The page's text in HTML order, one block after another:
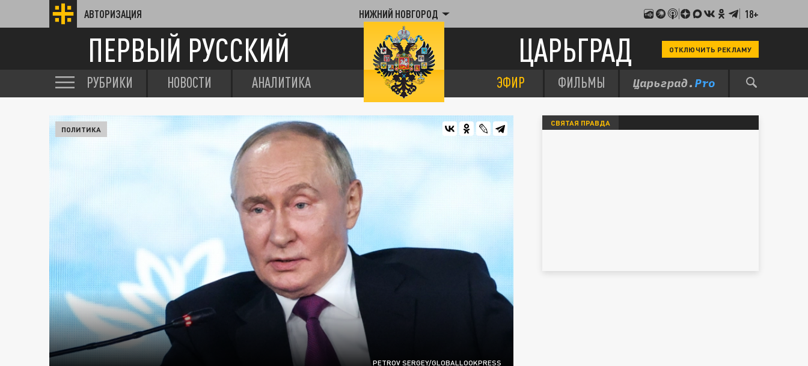
АВТОРИЗАЦИЯ НИЖНИЙ НОВГОРОД 18+
ПЕРВЫЙ РУССКИЙ ЦАРЬГРАД ОТКЛЮЧИТЬ РЕКЛАМУ
РУБРИКИ НОВОСТИ АНАЛИТИКА ЭФИР ФИЛЬМЫ
PETROV SERGEY/GLOBALLOOKPRESS
ПОЛИТИКА
СВЯТАЯ ПРАВДА